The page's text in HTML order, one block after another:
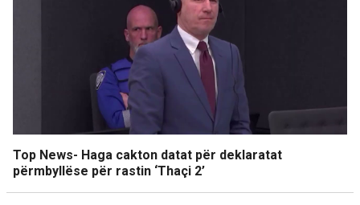
Top News- Haga cakton datat për deklaratat
përmbyllëse për rastin ‘Thaçi 2’